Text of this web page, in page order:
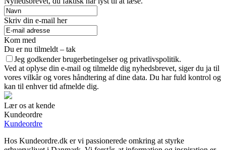
Skriv din e-mail her
Kom med
Du er nu tilmeldt – tak
Jeg godkender brugerbetingelser og privatlivspolitik.
Ved at oplyse din e-mail og tilmelde dig nyhedsbrevet, siger du ja til
vores vilkår og vores håndtering af dine data. Du har fuld kontrol og
kan til enhver tid afmelde dig.
Lær os at kende
Kundeordre
Kundeordre
Hos Kundeordre.dk er vi passionerede omkring at styrke